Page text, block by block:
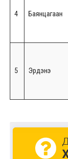
4 Баянцагаан
5 Эрдэнэ